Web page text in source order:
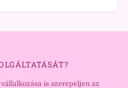
is szerepeljen az